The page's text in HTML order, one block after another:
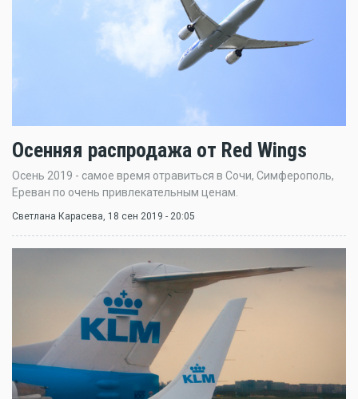
Осенняя распродажа от Red Wings
Осень 2019 - самое время отравиться в Сочи, Симферополь,
Ереван по очень привлекательным ценам.
Светлана Карасева , 18 сен 2019 - 20:05